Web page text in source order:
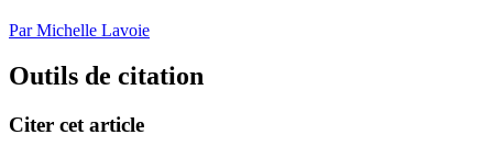
Par Michelle Lavoie
Outils de citation
Citer cet article